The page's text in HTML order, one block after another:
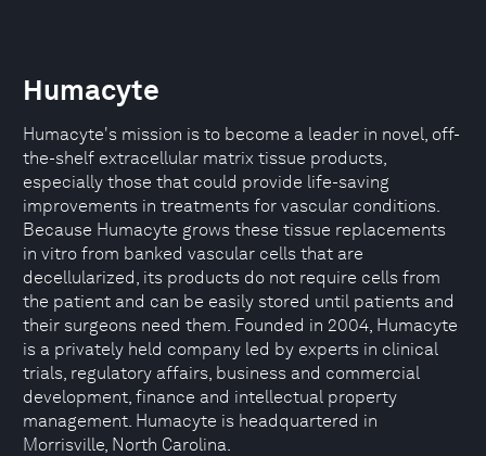
Humacyte
Humacyte's mission is to become a leader in novel, off-
the-shelf extracellular matrix tissue products,
especially those that could provide life-saving
improvements in treatments for vascular conditions.
Because Humacyte grows these tissue replacements
in vitro from banked vascular cells that are
decellularized, its products do not require cells from
the patient and can be easily stored until patients and
their surgeons need them. Founded in 2004, Humacyte
is a privately held company led by experts in clinical
trials, regulatory affairs, business and commercial
development, finance and intellectual property
management. Humacyte is headquartered in
Morrisville, North Carolina.